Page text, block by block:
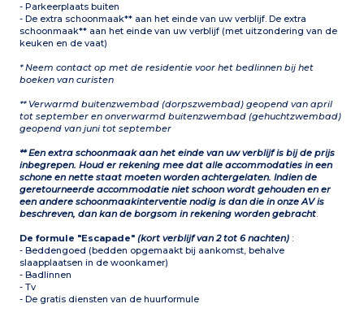
- Parkeerplaats buiten
- De extra schoonmaak** aan het einde van uw verblijf. De extra
schoonmaak** aan het einde van uw verblijf (met uitzondering van de
keuken en de vaat)
* Neem contact op met de residentie voor het bedlinnen bij het
boeken van curisten
** Verwarmd buitenzwembad (dorpszwembad) geopend van april
tot september en onverwarmd buitenzwembad (gehuchtzwembad)
geopend van juni tot september
** Een extra schoonmaak aan het einde van uw verblijf is bij de prijs
inbegrepen. Houd er rekening mee dat alle accommodaties in een
schone en nette staat moeten worden achtergelaten. Indien de
geretourneerde accommodatie niet schoon wordt gehouden en er
een andere schoonmaakinterventie nodig is dan die in onze AV is
beschreven, dan kan de borgsom in rekening worden gebracht.
De formule "Escapade"(kort verblijf van 2 tot 6 nachten) :
- Beddengoed (bedden opgemaakt bij aankomst, behalve
slaapplaatsen in de woonkamer)
- Badlinnen
- Tv
- De gratis diensten van de huurformule